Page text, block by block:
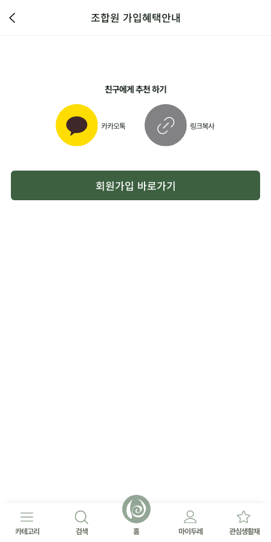
조합원 가입혜택안내
친구에게 추천 하기
카카오톡 링크복사
회원가입 바로가기
카테고리 검색 홈 마이두레 관심생활재